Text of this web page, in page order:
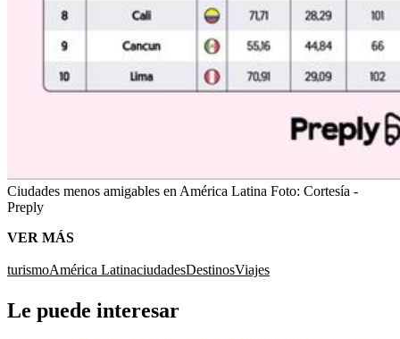
Ciudades menos amigables en América Latina Foto: Cortesía -
Preply
VER MÁS
turismoAmérica LatinaciudadesDestinosViajes
Le puede interesar